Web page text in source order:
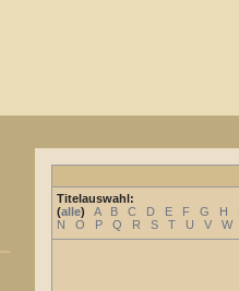
Titelauswahl:
(alle) A B C D E F G H
N
O P Q R S T U V W